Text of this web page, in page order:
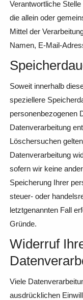
Verantwortliche
die allein oder
Mittel der
Namen, E-Mail-
Soweit innerhalb
speziellere
personenbezogenen
Datenverarbeitung
Löschersuchen
Datenverarbeitung
sofern wir keine
Speicherung Ihrer
steuer- oder
letztgenannten Fall
Gründe.
Widerruf
Viele
ausdrücklichen